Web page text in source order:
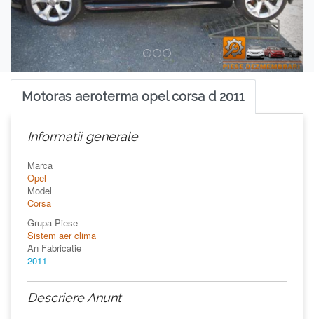
Motoras aeroterma opel corsa d 2011
Informatii generale
Marca
Opel
Model
Corsa
Grupa Piese
Sistem aer clima
An Fabricatie
2011
Descriere Anunt